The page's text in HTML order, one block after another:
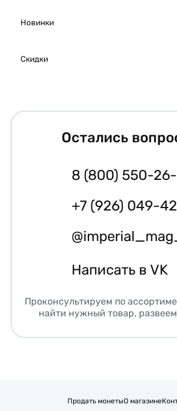
Новинки
Скидки
Остались
8 (800) 550-
+7 (926) 049-
Написать в VK
Проконсультируем по
найти нужный товар,
Продать монетыО магазине